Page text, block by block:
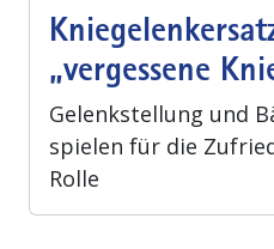
„vergessene
Gelenkstellung und
spielen für die
Rolle